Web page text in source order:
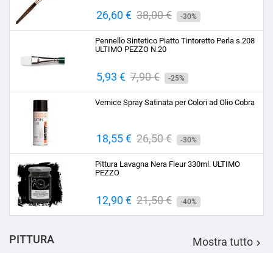
Prezzo
26,60 € Prezzo
base
38,00 € -30%
Pennello Sintetico Piatto Tintoretto Perla s.208
ULTIMO PEZZO N.20
Prezzo
5,93 € Prezzo
base
7,90 € -25%
Vernice Spray Satinata per Colori ad Olio Cobra
Prezzo
18,55 € Prezzo
base
26,50 € -30%
Pittura Lavagna Nera Fleur 330ml. ULTIMO
PEZZO
Prezzo
12,90 € Prezzo
base
21,50 € -40%
PITTURA Mostra tutto 